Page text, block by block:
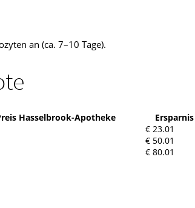
an (ca. 7–10 Tage).
Hasselbrook-Apotheke
Ersparnis
€ 23.01
€ 50.01
€ 80.01